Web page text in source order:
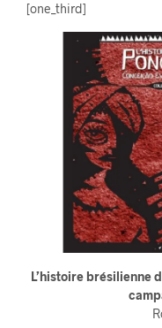
[one_third]
L’histoire brésilienne